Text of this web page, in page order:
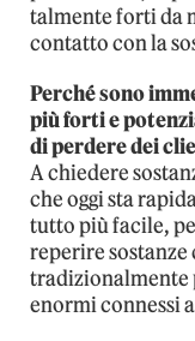
talmente forti da
contatto con la
Perché sono
più forti e
di perdere dei
A chiedere
che oggi sta
tutto più facile,
reperire
tradizionalmente
enormi connessi